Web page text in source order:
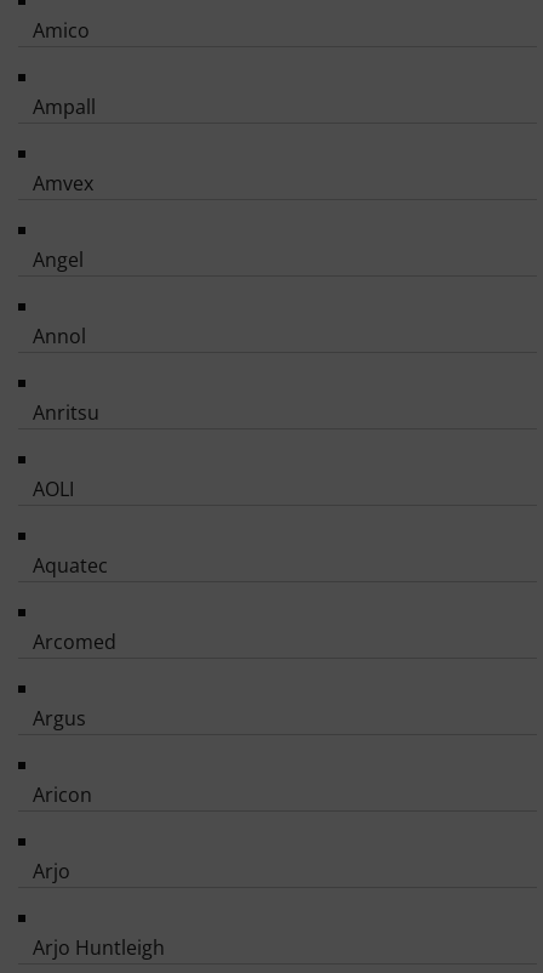
Amico
Ampall
Amvex
Angel
Annol
Anritsu
AOLI
Aquatec
Arcomed
Argus
Aricon
Arjo
Arjo Huntleigh